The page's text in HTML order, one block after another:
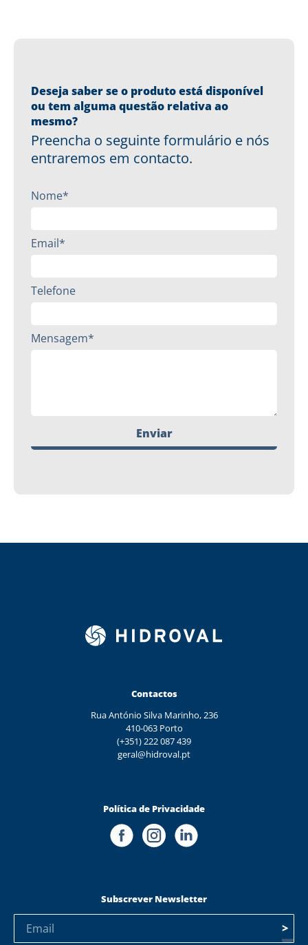
Deseja saber se o produto está disponível
ou tem alguma questão relativa ao
mesmo?
Preencha o seguinte formulário e nós
entraremos em contacto.
Nome*
Email*
Telefone
Mensagem*
Enviar
Contactos
Rua António Silva Marinho, 236
410-063 Porto
(+351) 222 087 439
geral@hidroval.pt
Política de Privacidade
Subscrever Newsletter
>